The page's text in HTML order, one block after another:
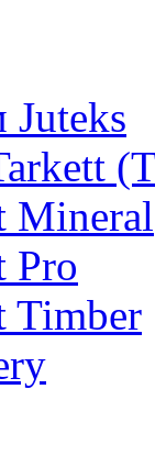
Juteks
Mineral
Pro
Timber